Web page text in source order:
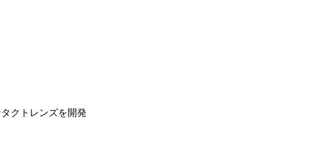
クトレンズを開発